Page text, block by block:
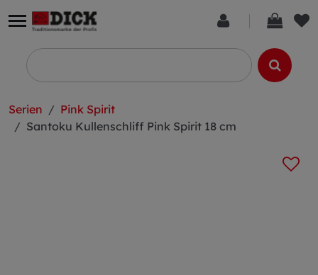
Serien
Pink Spirit
Santoku Kullenschliff Pink Spirit 18 cm